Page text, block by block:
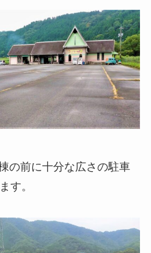
の前に十分な広さの駐車
す。